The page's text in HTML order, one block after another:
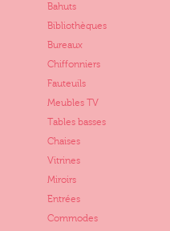
Bahuts
Bibliothèques
Bureaux
Chiffonniers
Fauteuils
Meubles TV
Tables basses
Chaises
Vitrines
Miroirs
Entrées
Commodes